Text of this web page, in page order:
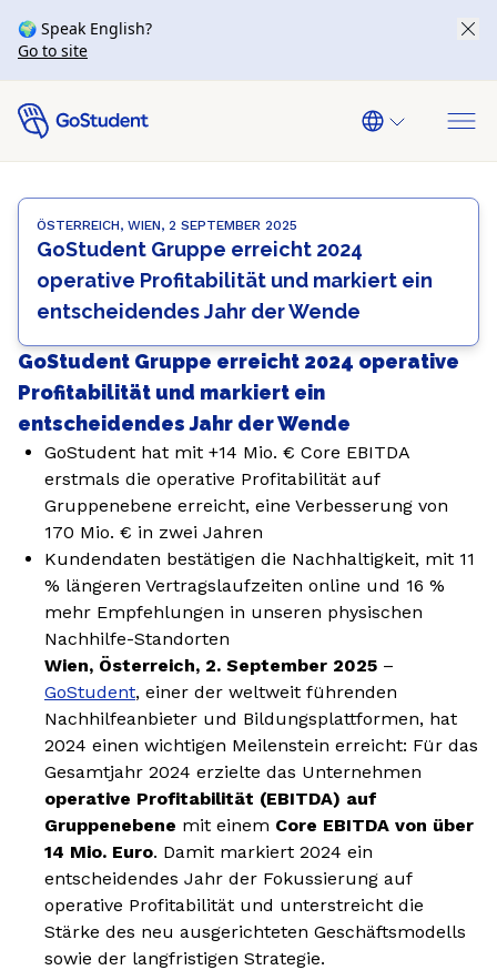
🌍 Speak English?
Go to site
ÖSTERREICH, WIEN, 2 SEPTEMBER 2025
GoStudent Gruppe erreicht 2024
operative Profitabilität und markiert ein
entscheidendes Jahr der Wende
GoStudent Gruppe erreicht 2024 operative
Profitabilität und markiert ein
entscheidendes Jahr der Wende
GoStudent hat mit +14 Mio. € Core EBITDA
erstmals die operative Profitabilität auf
Gruppenebene erreicht, eine Verbesserung von
170 Mio. € in zwei Jahren
Kundendaten bestätigen die Nachhaltigkeit, mit 11
% längeren Vertragslaufzeiten online und 16 %
mehr Empfehlungen in unseren physischen
Nachhilfe-Standorten
Wien, Österreich, 2. September 2025 –
GoStudent, einer der weltweit führenden
Nachhilfeanbieter und Bildungsplattformen, hat
2024 einen wichtigen Meilenstein erreicht: Für das
Gesamtjahr 2024 erzielte das Unternehmen
operative Profitabilität (EBITDA) auf
Gruppenebene mit einem Core EBITDA von über
14 Mio. Euro. Damit markiert 2024 ein
entscheidendes Jahr der Fokussierung auf
operative Profitabilität und unterstreicht die
Stärke des neu ausgerichteten Geschäftsmodells
sowie der langfristigen Strategie.